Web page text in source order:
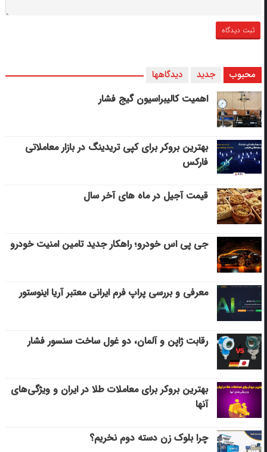
محبوب جدید دیدگاهها
اهمیت کالیبراسیون گیج فشار
بهترین بروکر برای کپی‌ تریدینگ در بازار معاملاتی
فارکس
قیمت آجیل در ماه های آخر سال
جی پی اس خودرو؛ راهکار جدید تامین امنیت خودرو
معرفی و بررسی پراپ فرم ایرانی معتبر آریا اینوستور
رقابت ژاپن و آلمان، دو غول ساخت سنسور فشار
بهترین بروکر برای معاملات طلا در ایران و ویژگی‌های
آنها
چرا بلوک زن دسته دوم نخریم؟